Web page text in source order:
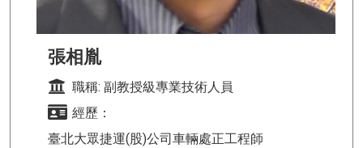
張相胤
職稱: 副教授級專業技術人員
經歷：
臺北大眾捷運(股)公司車輛處正工程師